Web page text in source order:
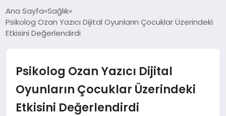
GÜNDEM
EKONOMI
SPOR
Ana Sayfa Sağlık
Psikolog Ozan Yazıcı Dijital Oyunların Çocuklar Üzerindeki
Etkisini Değerlendirdi
Psikolog Ozan Yazıcı Dijital
Oyunların Çocuklar Üzerindeki
Etkisini Değerlendirdi